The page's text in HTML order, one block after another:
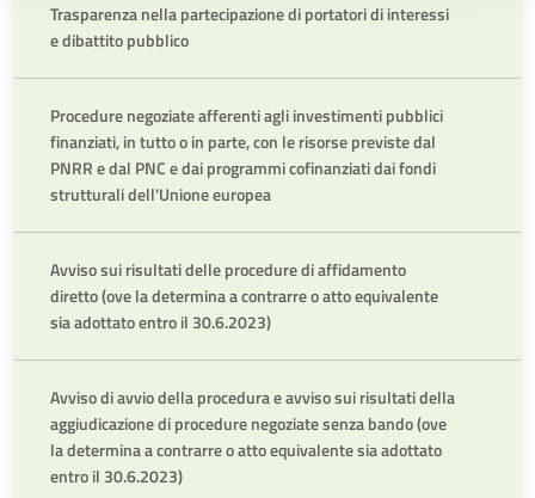
Trasparenza nella partecipazione di portatori di interessi
e dibattito pubblico
Procedure negoziate afferenti agli investimenti pubblici
finanziati, in tutto o in parte, con le risorse previste dal
PNRR e dal PNC e dai programmi cofinanziati dai fondi
strutturali dell'Unione europea
Avviso sui risultati delle procedure di affidamento
diretto (ove la determina a contrarre o atto equivalente
sia adottato entro il 30.6.2023)
Avviso di avvio della procedura e avviso sui risultati della
aggiudicazione di procedure negoziate senza bando (ove
la determina a contrarre o atto equivalente sia adottato
entro il 30.6.2023)